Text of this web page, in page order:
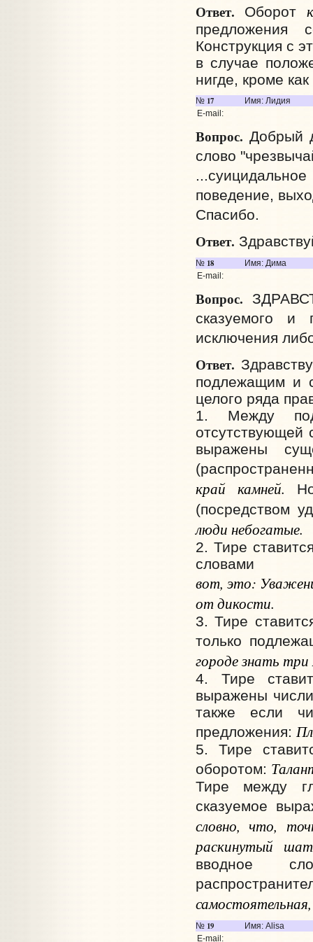
Ответ. Оборот
предложения
Конструкция с
в случае
нигде, кроме
№17
Имя: Лидия
E-mail:
Вопрос. Добрый
слово
поведение,
Спасибо.
Ответ.
№18
Имя: Дима
E-mail:
Вопрос.
сказуемого и
исключения
Ответ.
подлежащим и
целого ряда
1. Между
отсутствующей
выражены
край камней.
(посредством
люди небогатые.
2. Тире
словами
вот, это:
от дикости.
3. Тире
только
городе знать
4. Тире
выражены
также если
предложения:
5. Тире
оборотом:
Тире между
сказуемое
словно, что,
раскинутый
вводное
№19
Имя: Alisa
E-mail: